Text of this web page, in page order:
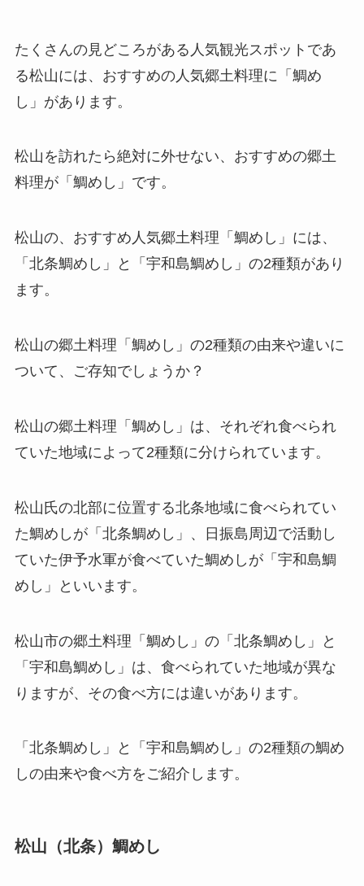
たくさんの見どころがある人気観光スポットであ
る松山には、おすすめの人気郷土料理に「鯛め
し」があります。
松山を訪れたら絶対に外せない、おすすめの郷土
料理が「鯛めし」です。
松山の、おすすめ人気郷土料理「鯛めし」には、
「北条鯛めし」と「宇和島鯛めし」の2種類があり
ます。
松山の郷土料理「鯛めし」の2種類の由来や違いに
ついて、ご存知でしょうか？
松山の郷土料理「鯛めし」は、それぞれ食べられ
ていた地域によって2種類に分けられています。
松山氏の北部に位置する北条地域に食べられてい
た鯛めしが「北条鯛めし」、日振島周辺で活動し
ていた伊予水軍が食べていた鯛めしが「宇和島鯛
めし」といいます。
松山市の郷土料理「鯛めし」の「北条鯛めし」と
「宇和島鯛めし」は、食べられていた地域が異な
りますが、その食べ方には違いがあります。
「北条鯛めし」と「宇和島鯛めし」の2種類の鯛め
しの由来や食べ方をご紹介します。
松山（北条）鯛めし